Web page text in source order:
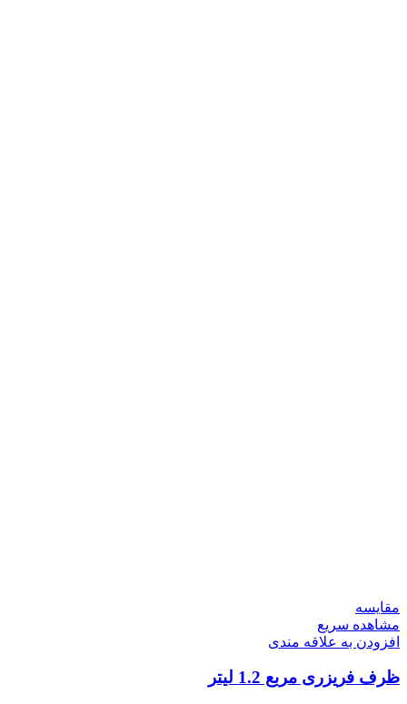
مقایسه
مشاهده سریع
افزودن به علاقه مندی
ظرف فریزری مربع 1.2 لیتر